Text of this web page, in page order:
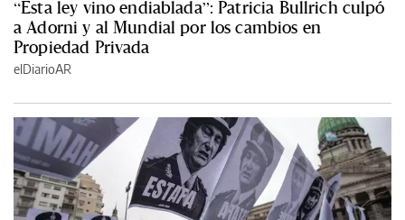
“Esta ley vino endiablada”: Patricia Bullrich culpó
a Adorni y al Mundial por los cambios en
Propiedad Privada
elDiarioAR